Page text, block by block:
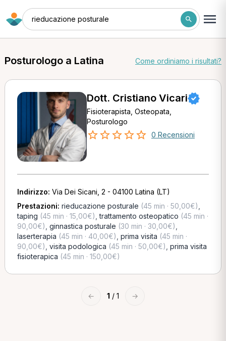
rieducazione posturale
Posturologo a Latina Come ordiniamo i risultati?
Dott. Cristiano Vicari
Fisioterapista, Osteopata,
Posturologo
0 Recensioni
Indirizzo: Via Dei Sicani, 2 - 04100 Latina (LT)
Prestazioni: rieducazione posturale (45 min · 50,00€)
taping (45 min · 15,00€) ,trattamento osteopatico (45 min ·
90,00€) ginnastica posturale (30 min · 30,00€)
laserterapia (45 min · 40,00€) prima visita (45 min ·
90,00€) visita podologica (45 min · 50,00€) prima visita
fisioterapica (45 min · 150,00€)
← 1 / 1 →